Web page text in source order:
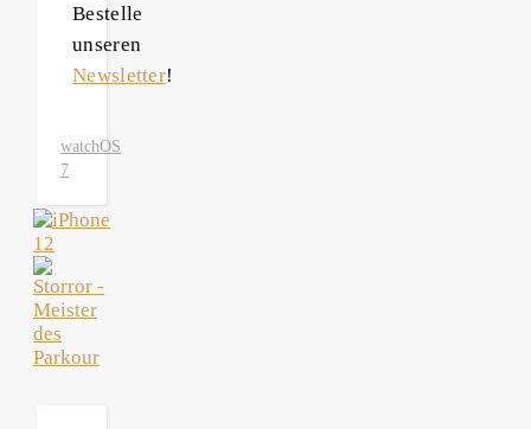
Bestelle
unseren
Newsletter!
watchOS
7